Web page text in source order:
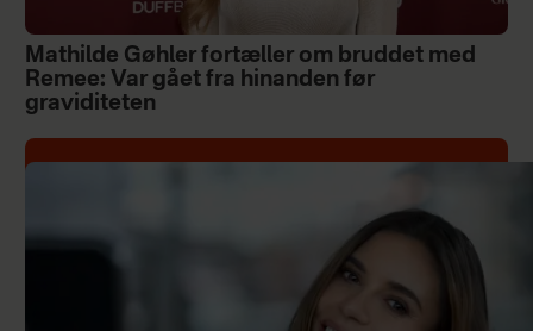
Mathilde Gøhler fortæller om bruddet med
Remee: Var gået fra hinanden før
graviditeten